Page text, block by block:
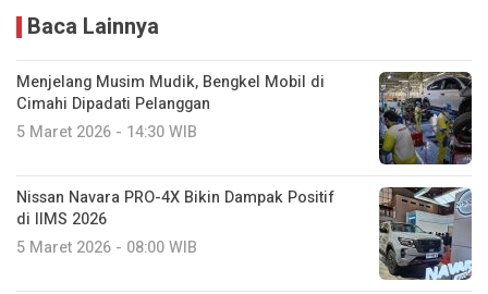
Baca Lainnya
Menjelang Musim Mudik, Bengkel Mobil di
Cimahi Dipadati Pelanggan
5 Maret 2026 - 14:30 WIB
Nissan Navara PRO-4X Bikin Dampak Positif
di IIMS 2026
5 Maret 2026 - 08:00 WIB